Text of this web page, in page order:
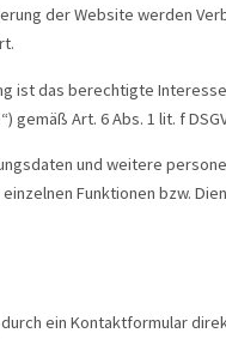
der Website werden
ist das berechtigte
gemäß Art. 6 Abs. 1 lit. f
und weitere
Funktionen bzw.
ein Kontaktformular